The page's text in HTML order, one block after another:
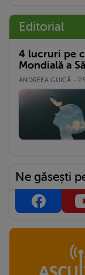
Editorial
4 lucruri pe
Mondială a
ANDREEA GUICĂ -
Ne găsești